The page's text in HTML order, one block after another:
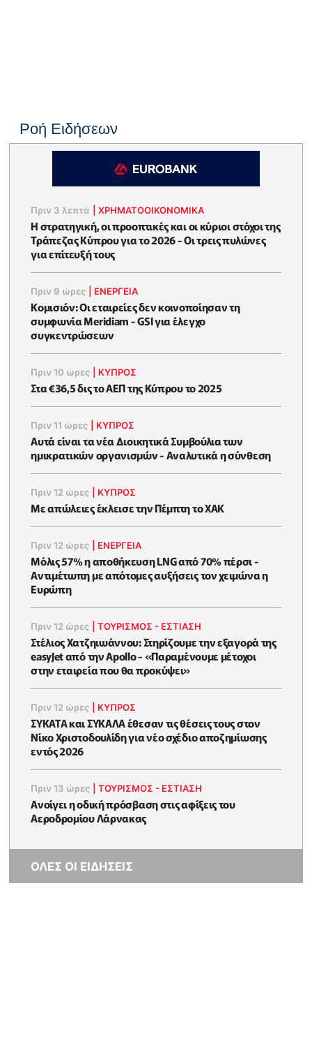
Ροή Ειδήσεων
Πριν 3 λεπτά |ΧΡΗΜΑΤΟΟΙΚΟΝΟΜΙΚΆ
Η στρατηγική, οι προοπτικές και οι κύριοι στόχοι της
Τράπεζας Κύπρου για το 2026 - Οι τρεις πυλώνες
για επίτευξή τους
Πριν 9 ώρες ΕΝΈΡΓΕΙΑ
Κομισιόν: Οι εταιρείες δεν κοινοποίησαν τη
συμφωνία Meridiam - GSI για έλεγχο
συγκεντρώσεων
Πριν 10 ώρες ΚΥΠΡΟΣ
Στα €36,5 δις το ΑΕΠ της Κύπρου το 2025
Πριν 11 ώρες ΚΥΠΡΟΣ
Αυτά είναι τα νέα Διοικητικά Συμβούλια των
ημικρατικών οργανισμών - Αναλυτικά η σύνθεση
Πριν 12 ώρες ΚΥΠΡΟΣ
Με απώλειες έκλεισε την Πέμπτη το ΧΑΚ
Πριν 12 ώρες ΕΝΈΡΓΕΙΑ
Μόλις 57% η αποθήκευση LNG από 70% πέρσι -
Αντιμέτωπη με απότομες αυξήσεις τον χειμώνα η
Ευρώπη
Πριν 12 ώρες |ΤΟΥΡΙΣΜΟΣ - ΕΣΤΙΑΣΗ
Στέλιος Χατζηιωάννου: Στηρίζουμε την εξαγορά της
easyJet από την Apollo - «Παραμένουμε μέτοχοι
στην εταιρεία που θα προκύψει»
Πριν 12 ώρες ΚΥΠΡΟΣ
ΣΥΚΑΤΑ και ΣΥΚΑΛΑ έθεσαν τις θέσεις τους στον
Νίκο Χριστοδουλίδη για νέο σχέδιο αποζημίωσης
εντός 2026
Πριν 13 ώρες |ΤΟΥΡΙΣΜΟΣ - ΕΣΤΙΑΣΗ
Ανοίγει η οδική πρόσβαση στις αφίξεις του
Αεροδρομίου Λάρνακας
ΟΛΕΣ ΟΙ ΕΙΔΗΣΕΙΣ